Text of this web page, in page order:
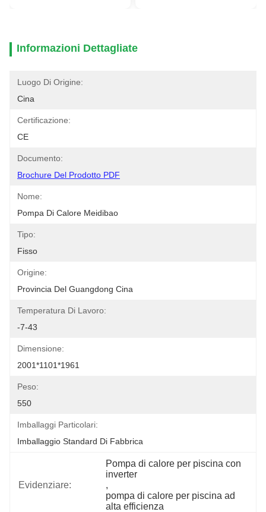
Informazioni Dettagliate
Luogo Di Origine:
Cina
Certificazione:
CE
Documento:
Brochure Del Prodotto PDF
Nome:
Pompa Di Calore Meidibao
Tipo:
Fisso
Origine:
Provincia Del Guangdong Cina
Temperatura Di Lavoro:
-7-43
Dimensione:
2001*1101*1961
Peso:
550
Imballaggi Particolari:
Imballaggio Standard Di Fabbrica
Evidenziare:
Pompa di calore per piscina con
inverter
,
pompa di calore per piscina ad
alta efficienza